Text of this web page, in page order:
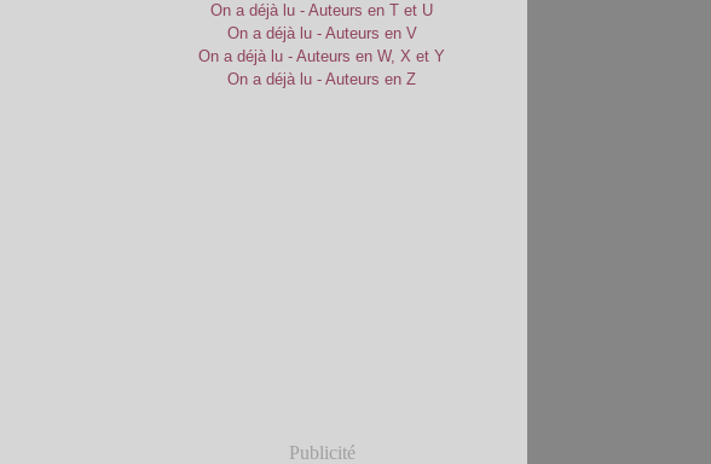
On a déjà lu - Auteurs en T et U
On a déjà lu - Auteurs en V
On a déjà lu - Auteurs en W, X et Y
On a déjà lu - Auteurs en Z
Publicité